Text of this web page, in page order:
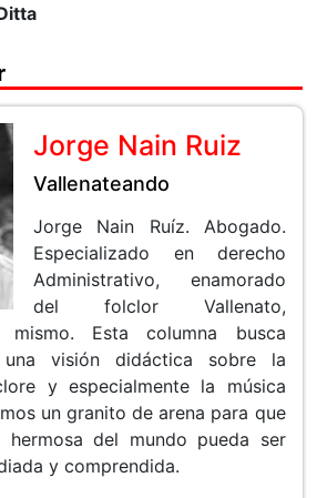
Jorge Nain Ruiz
Vallenateando
Jorge Nain Ruíz. Abogado.
Especializado en derecho
Administrativo, enamorado
del folclor Vallenato,
Esta columna busca
visión didáctica sobre la
y especialmente la música
un granito de arena para que
hermosa del mundo pueda ser
y comprendida.